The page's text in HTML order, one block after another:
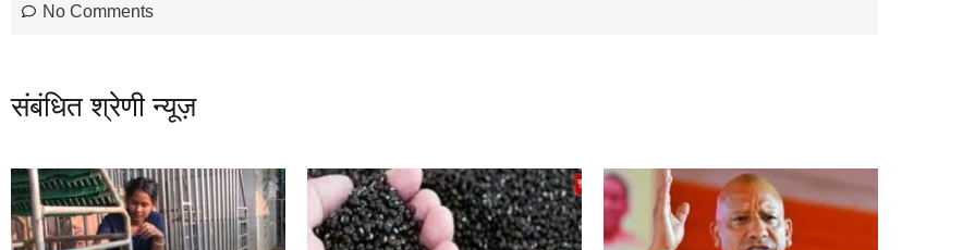
No Comments
संबंधित श्रेणी न्यूज़